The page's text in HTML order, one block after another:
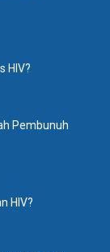
HIV?
Pembunuh
HIV?